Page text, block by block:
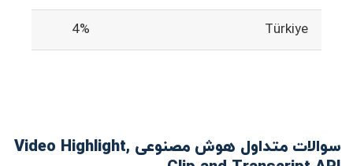
Türkiye
4%
سوالات متداول هوش مصنوعی Video Highlight,